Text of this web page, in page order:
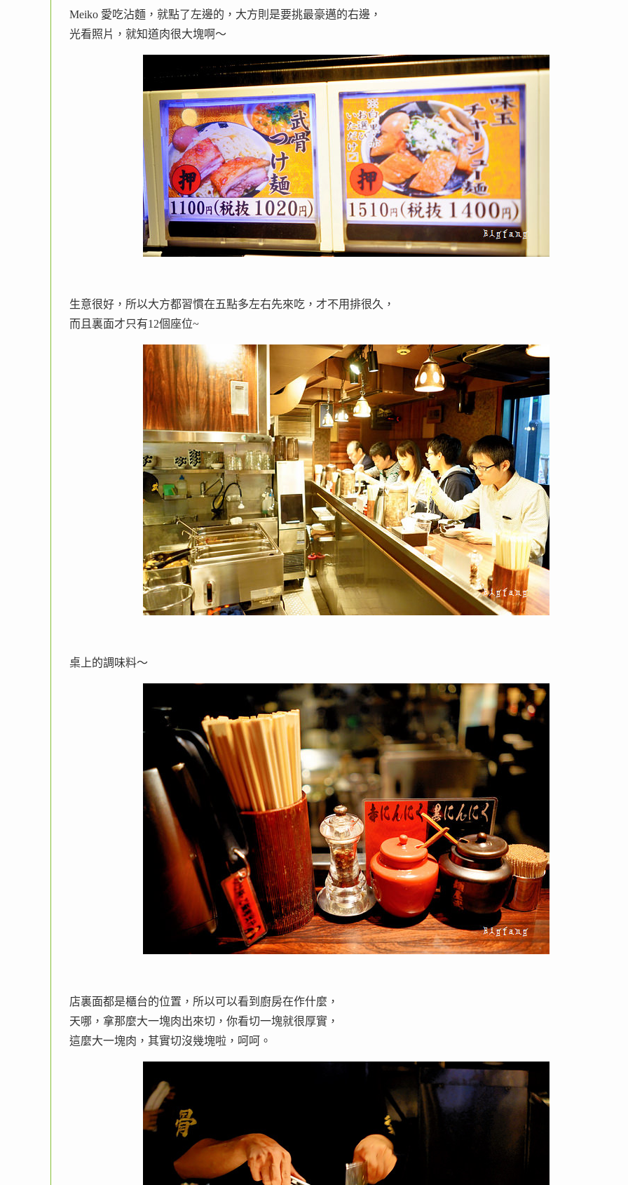
Meiko 愛吃沾麵，就點了左邊的，大方則是要挑最豪邁的右邊，
光看照片，就知道肉很大塊啊～
生意很好，所以大方都習慣在五點多左右先來吃，才不用排很久，
而且裏面才只有12個座位~
桌上的調味料～
店裏面都是櫃台的位置，所以可以看到廚房在作什麼，
天哪，拿那麼大一塊肉出來切，你看切一塊就很厚實，
這麼大一塊肉，其實切沒幾塊啦，呵呵。